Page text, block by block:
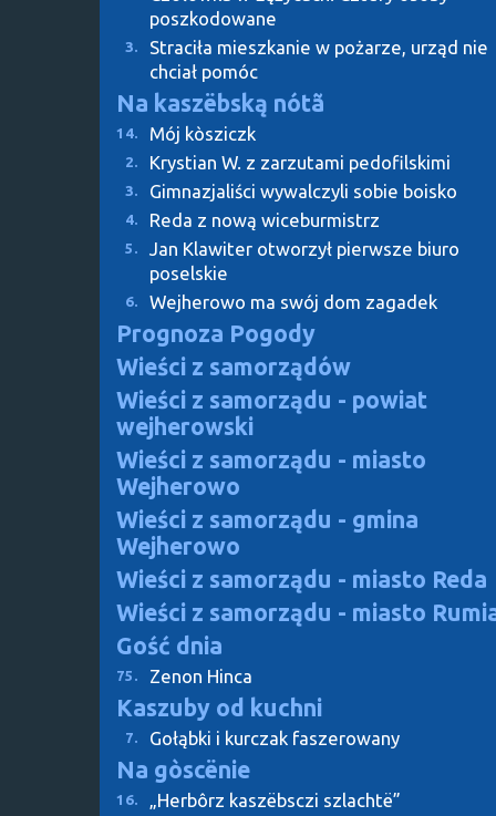
poszkodowane
3.
Straciła mieszkanie w pożarze, urząd nie
chciał pomóc
Na kaszëbską nótã
14. Mój kòsziczk
2. Krystian W. z zarzutami pedofilskimi
3. Gimnazjaliści wywalczyli sobie boisko
4. Reda z nową wiceburmistrz
5.
Jan Klawiter otworzył pierwsze biuro
poselskie
6. Wejherowo ma swój dom zagadek
Prognoza Pogody
Wieści z samorządów
Wieści z samorządu - powiat
wejherowski
Wieści z samorządu - miasto
Wejherowo
Wieści z samorządu - gmina
Wejherowo
Wieści z samorządu - miasto Reda
Wieści z samorządu - miasto
Gość dnia
75. Zenon Hinca
Kaszuby od kuchni
7. Gołąbki i kurczak faszerowany
Na gòscënie
16. „Herbôrz kaszëbsczi szlachtë”